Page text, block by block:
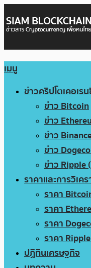
เมนู
ข่าวคริปโตเคอเร
ข่าว Bitcoin
ข่าว
ข่าว
ข่าว
ข่าว Ripple
ราคาและการวิเคร
ราคา
ราคา
ราคา
ราคา
ปฏิทินเศรษฐกิจ